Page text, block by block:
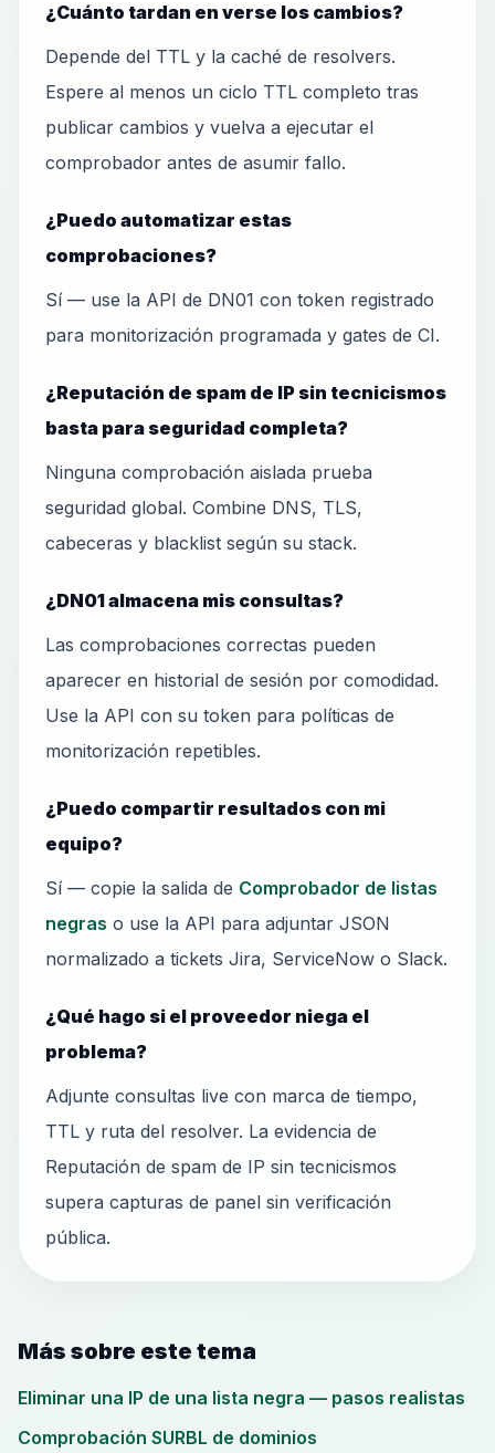
¿Cuánto tardan en verse los cambios?
Depende del TTL y la caché de resolvers.
Espere al menos un ciclo TTL completo tras
publicar cambios y vuelva a ejecutar el
comprobador antes de asumir fallo.
¿Puedo automatizar estas
comprobaciones?
Sí — use la API de DN01 con token registrado
para monitorización programada y gates de CI.
¿Reputación de spam de IP sin tecnicismos
basta para seguridad completa?
Ninguna comprobación aislada prueba
seguridad global. Combine DNS, TLS,
cabeceras y blacklist según su stack.
¿DN01 almacena mis consultas?
Las comprobaciones correctas pueden
aparecer en historial de sesión por comodidad.
Use la API con su token para políticas de
monitorización repetibles.
¿Puedo compartir resultados con mi
equipo?
Sí — copie la salida de Comprobador de listas
negras o use la API para adjuntar JSON
normalizado a tickets Jira, ServiceNow o Slack.
¿Qué hago si el proveedor niega el
problema?
Adjunte consultas live con marca de tiempo,
TTL y ruta del resolver. La evidencia de
Reputación de spam de IP sin tecnicismos
supera capturas de panel sin verificación
pública.
Más sobre este tema
Eliminar una IP de una lista negra — pasos realistas
Comprobación SURBL de dominios